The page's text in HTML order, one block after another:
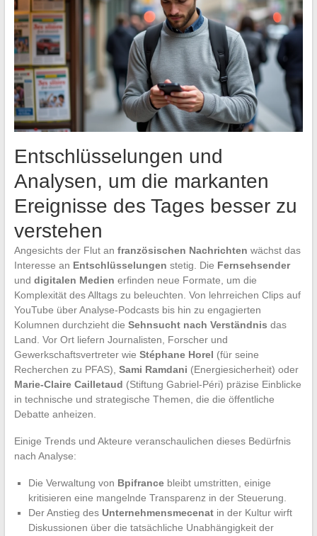
Entschlüsselungen und
Analysen, um die markanten
Ereignisse des Tages besser zu
verstehen
Angesichts der Flut an französischen Nachrichten wächst das
Interesse an Entschlüsselungen stetig. Die Fernsehsender
und digitalen Medien erfinden neue Formate, um die
Komplexität des Alltags zu beleuchten. Von lehrreichen Clips auf
YouTube über Analyse-Podcasts bis hin zu engagierten
Kolumnen durchzieht die Sehnsucht nach Verständnis das
Land. Vor Ort liefern Journalisten, Forscher und
Gewerkschaftsvertreter wie Stéphane Horel (für seine
Recherchen zu PFAS), Sami Ramdani (Energiesicherheit) oder
Marie-Claire Cailletaud (Stiftung Gabriel-Péri) präzise Einblicke
in technische und strategische Themen, die die öffentliche
Debatte anheizen.
Einige Trends und Akteure veranschaulichen dieses Bedürfnis
nach Analyse:
Die Verwaltung von Bpifrancebleibt umstritten, einige
kritisieren eine mangelnde Transparenz in der Steuerung.
Der Anstieg des Unternehmensmecenatin der Kultur wirft
Diskussionen über die tatsächliche Unabhängigkeit der